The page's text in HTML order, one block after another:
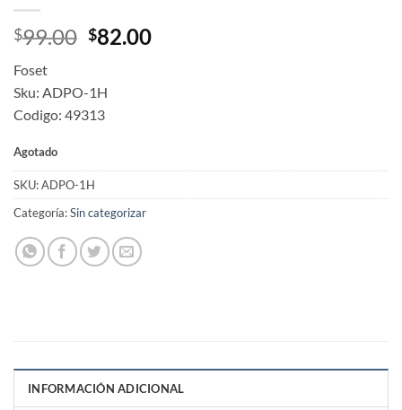
$99.00 Original
$99.00.
$82.00Current
Foset
Sku: ADPO-1H
Codigo: 49313
Agotado
SKU:ADPO-1H
Categoría:Sin categorizar
INFORMACIÓN ADICIONAL